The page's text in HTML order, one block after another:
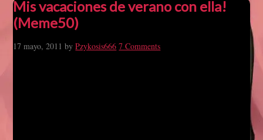
Mis vacaciones de verano con ella!
(Meme50)
17 mayo, 2011 byPzykosis666 7 Comments